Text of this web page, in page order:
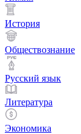
История
Обществознание
Русский язык
Литература
Экономика